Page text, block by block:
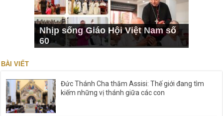
Nhịp sống Giáo Hội Việt Nam số
60
BÀI VIẾT
Đức Thánh Cha thăm Assisi: Thế giới đang tìm
kiếm những vị thánh giữa các con